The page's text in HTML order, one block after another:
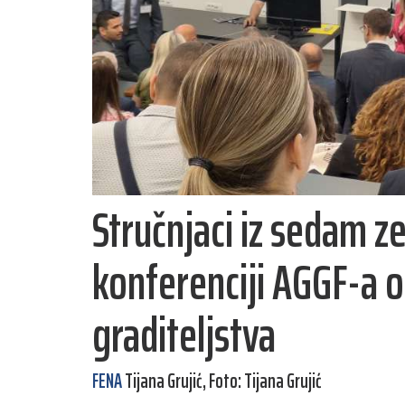
Stručnjaci iz sedam
konferenciji AGGF-a
graditeljstva
FENATijana Grujić, Foto: Tijana Grujić